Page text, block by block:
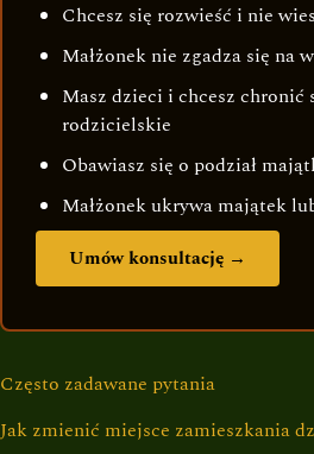
Chcesz się rozwieść i nie
Małżonek nie zgadza się na
Masz dzieci i chcesz chronić
rodzicielskie
Obawiasz się o podział
Małżonek ukrywa majątek
Umów konsultację →
Często zadawane pytania
Jak zmienić miejsce zamieszkania